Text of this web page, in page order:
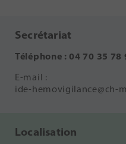
Secrétariat
Téléphone : 04 70 35 78
E-mail :
ide-hemovigilance@ch-
Localisation